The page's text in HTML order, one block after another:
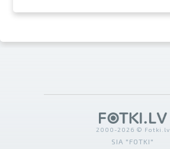
2000-2026 © Fotki.lv
SIA "FOTKI"